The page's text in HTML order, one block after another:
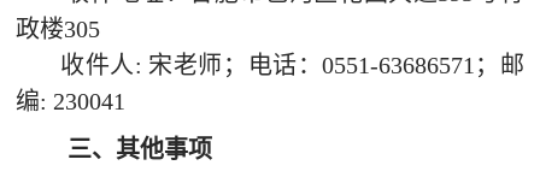
政楼305
收件人: 宋老师；电话：0551-63686571；邮
编: 230041
三、其他事项